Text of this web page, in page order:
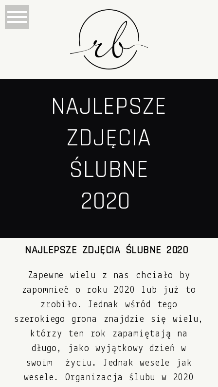
NAJLEPSZE
ZDJĘCIA
ŚLUBNE
2020
NAJLEPSZE ZDJĘCIA ŚLUBNE 2020
Zapewne wielu z nas chciało by
zapomnieć o roku 2020 lub już to
zrobiło. Jednak wśród tego
szerokiego grona znajdzie się wielu,
którzy ten rok zapamiętają na
długo, jako wyjątkowy dzień w
swoim życiu. Jednak wesele jak
wesele. Organizacja ślubu w 2020